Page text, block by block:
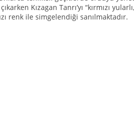
Kızagan Tanrı’yı “kırmızı
renk ile simgelendiği sanılmaktadır.